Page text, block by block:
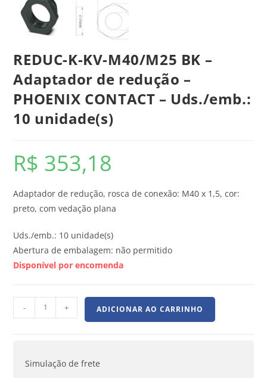
REDUC-K-KV-M40/M25 BK –
Adaptador de redução –
PHOENIX CONTACT – Uds./emb.:
10 unidade(s)
R$ 353,18
Adaptador de redução, rosca de conexão: M40 x 1,5, cor:
preto, com vedação plana
Uds./emb.: 10 unidade(s)
Abertura de embalagem: não permitido
Disponível por encomenda
- + ADICIONAR AO CARRINHO
Simulação de frete